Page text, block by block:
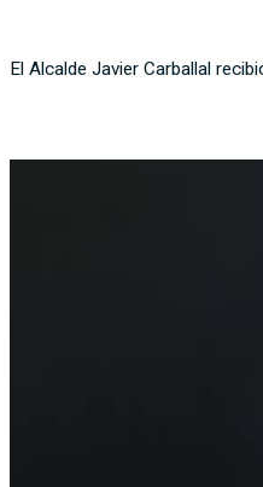
El Alcalde Javier Carballal